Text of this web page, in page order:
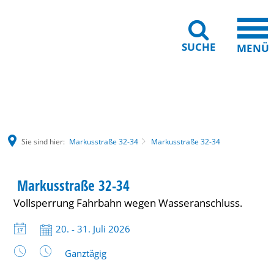
SUCHE MENÜ
Sie sind hier: Markusstraße 32-34 Markusstraße 32-34
32-Markusstraße 32-34
Vollsperrung Fahrbahn wegen Wasseranschluss.
Datum:
20. - 31. Juli 2026
Uhrzeit:
Ganztägig